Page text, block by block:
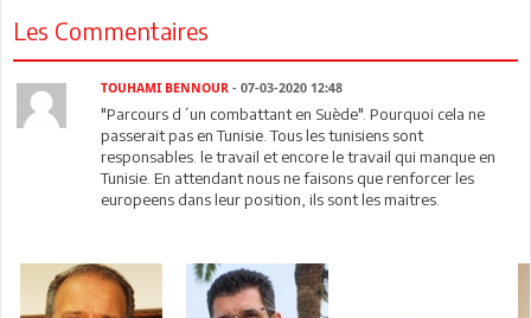
Les Commentaires
TOUHAMI BENNOUR - 07-03-2020 12:48
"Parcours d´un combattant en Suède". Pourquoi cela ne
passerait pas en Tunisie. Tous les tunisiens sont
responsables. le travail et encore le travail qui manque en
Tunisie. En attendant nous ne faisons que renforcer les
europeens dans leur position, ils sont les maitres.